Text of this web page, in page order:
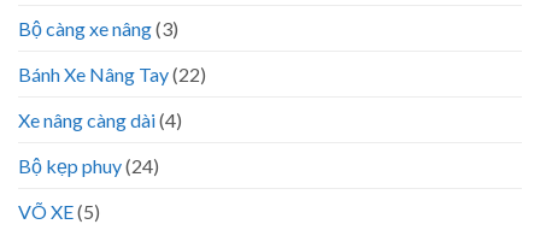
Bộ càng xe nâng(3)
Bánh Xe Nâng Tay(22)
Xe nâng càng dài(4)
Bộ kẹp phuy(24)
VÕ XE(5)